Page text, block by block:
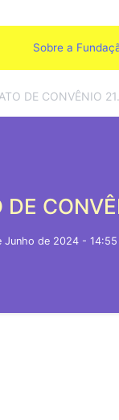
Sobre a
DE CONVÊNIO
DE
Junho de 2024 - 14:55